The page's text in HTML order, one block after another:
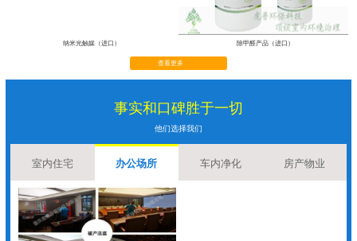
纳米光触媒（进口） 除甲醛产品（进口）
查看更多
事实和口碑胜于一切
他们选择我们
室内住宅 办公场所 车内净化 房产物业